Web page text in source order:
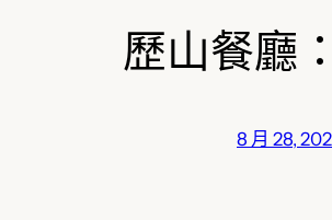
歷山餐廳
8 月 28,